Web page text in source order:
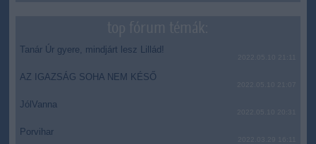
Tanár Úr gyere, mindjárt lesz Lillád!
AZ IGAZSÁG SOHA NEM KÉSŐ
JólVanna
Porvihar